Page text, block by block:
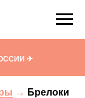
✈
→ Брелоки